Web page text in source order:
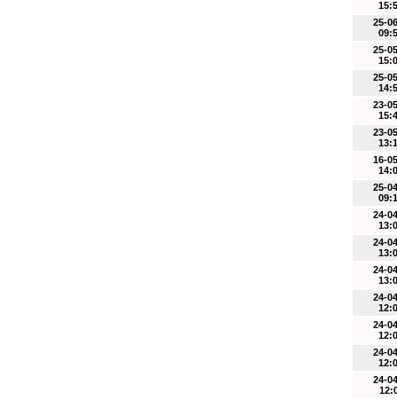
25-
25-
25-
23-
23-
16-
25-
24-
24-
24-
24-
24-
24-
24-